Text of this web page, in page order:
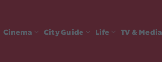
Cinema City Guide Life TV & Media